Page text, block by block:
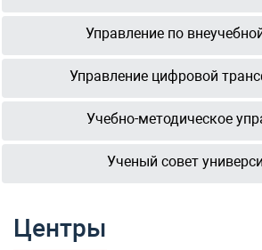
Управление по
Управление цифровой
Учебно-методическое
Ученый совет
Центры